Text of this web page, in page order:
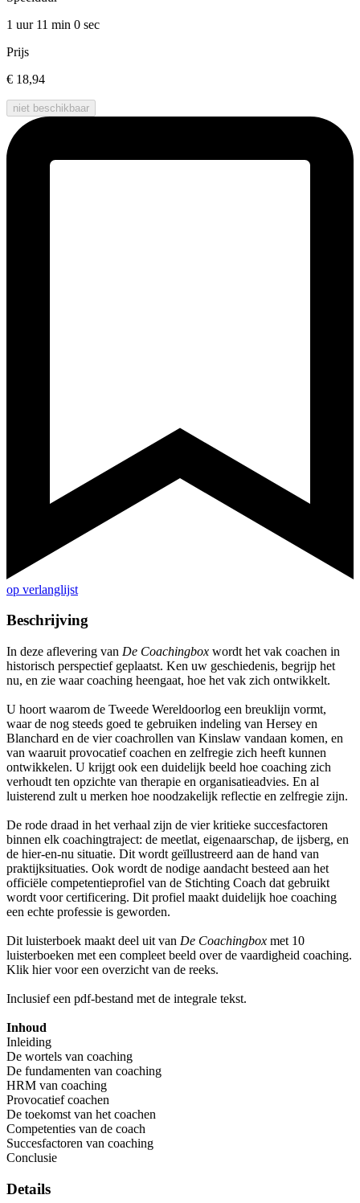
1 uur 11 min 0 sec
Prijs
€ 18,94
niet beschikbaar
op verlanglijst
Beschrijving
In deze aflevering van De Coachingbox wordt het vak coachen in
historisch perspectief geplaatst. Ken uw geschiedenis, begrijp het
nu, en zie waar coaching heengaat, hoe het vak zich ontwikkelt.
U hoort waarom de Tweede Wereldoorlog een breuklijn vormt,
waar de nog steeds goed te gebruiken indeling van Hersey en
Blanchard en de vier coachrollen van Kinslaw vandaan komen, en
van waaruit provocatief coachen en zelfregie zich heeft kunnen
ontwikkelen. U krijgt ook een duidelijk beeld hoe coaching zich
verhoudt ten opzichte van therapie en organisatieadvies. En al
luisterend zult u merken hoe noodzakelijk reflectie en zelfregie zijn.
De rode draad in het verhaal zijn de vier kritieke succesfactoren
binnen elk coachingtraject: de meetlat, eigenaarschap, de ijsberg, en
de hier-en-nu situatie. Dit wordt geïllustreerd aan de hand van
praktijksituaties. Ook wordt de nodige aandacht besteed aan het
officiële competentieprofiel van de Stichting Coach dat gebruikt
wordt voor certificering. Dit profiel maakt duidelijk hoe coaching
een echte professie is geworden.
Dit luisterboek maakt deel uit van De Coachingbox met 10
luisterboeken met een compleet beeld over de vaardigheid coaching.
Klik hier voor een overzicht van de reeks.
Inclusief een pdf-bestand met de integrale tekst.
Inhoud
Inleiding
De wortels van coaching
De fundamenten van coaching
HRM van coaching
Provocatief coachen
De toekomst van het coachen
Competenties van de coach
Succesfactoren van coaching
Conclusie
Details